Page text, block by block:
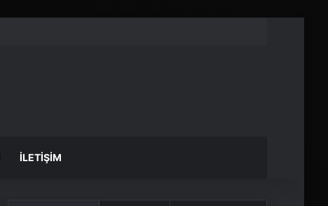
İLETIŞIM